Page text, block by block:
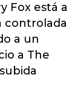
Fox está a
controlada
a un
a The